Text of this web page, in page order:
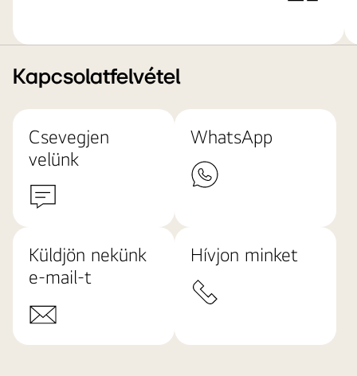
Kapcsolatfelvétel
Csevegjen
velünk
WhatsApp
Küldjön nekünk
e-mail-t
Hívjon minket